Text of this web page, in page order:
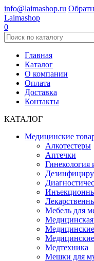
info@laimashop.ru
Laimashop
0
Главная
Каталог
О компании
Оплата
Доставка
Контакты
КАТАЛОГ
Медицинские
Алкотестеры
Аптечки
Гинекология
Мебель для
Медтехника
Мешки для